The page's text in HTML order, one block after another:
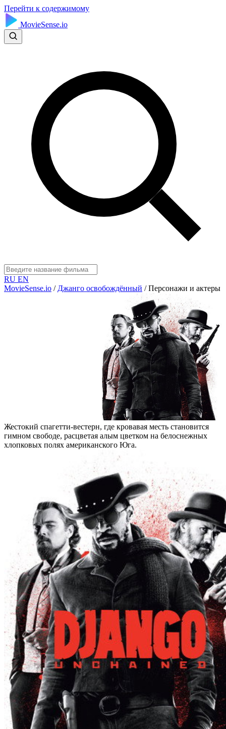
Перейти к содержимому
MovieSense.io
RU EN
MovieSense.io / Джанго освобождённый / Персонажи и актеры
Жестокий спагетти-вестерн, где кровавая месть становится
гимном свободе, расцветая алым цветком на белоснежных
хлопковых полях американского Юга.